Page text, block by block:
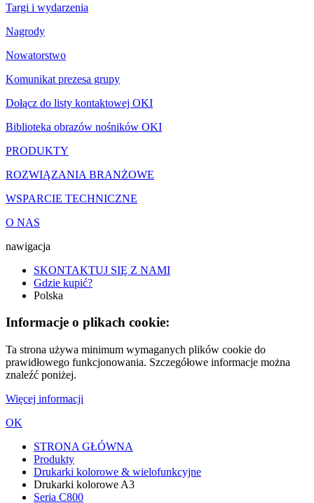
Targi i wydarzenia
Nagrody
Nowatorstwo
Komunikat prezesa grupy
Dołącz do listy kontaktowej OKI
Biblioteka obrazów nośników OKI
PRODUKTY
ROZWIĄZANIA BRANŻOWE
WSPARCIE TECHNICZNE
O NAS
nawigacja
SKONTAKTUJ SIĘ Z NAMI
Gdzie kupić?
Polska
Informacje o plikach cookie:
Ta strona używa minimum wymaganych plików cookie do
prawidłowego funkcjonowania. Szczegółowe informacje można
znaleźć poniżej.
Więcej informacji
OK
STRONA GŁÓWNA
Produkty
Drukarki kolorowe & wielofunkcyjne
Drukarki kolorowe A3
Seria C800